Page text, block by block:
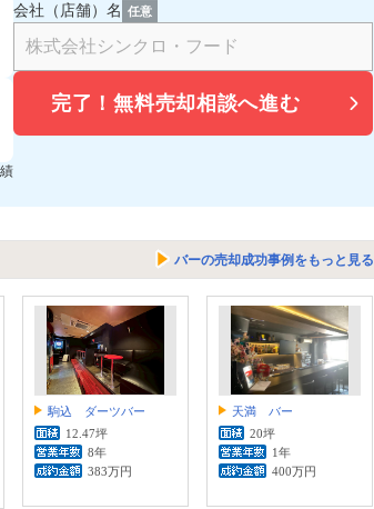
会社（店舗）名 任意
完了！無料売却相談へ進む
バーの売却成功事例をもっと見る
駒込 ダーツバー
12.47坪
8年
383万円
天満 バー
20坪
1年
400万円